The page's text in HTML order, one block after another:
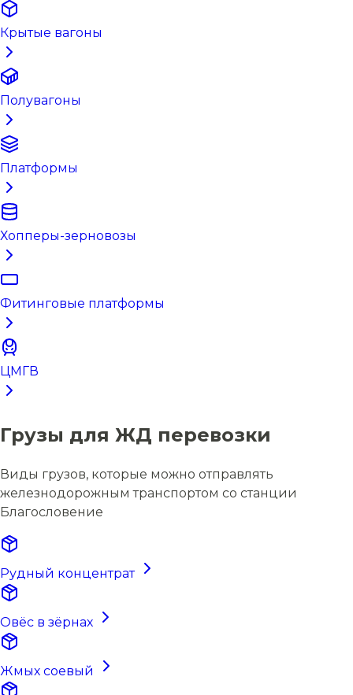
Крытые вагоны
Полувагоны
Платформы
Хопперы-зерновозы
Фитинговые платформы
ЦМГВ
Грузы для ЖД перевозки
Виды грузов, которые можно отправлять
железнодорожным транспортом со станции
Благословение
Рудный концентрат
Овёс в зёрнах
Жмых соевый